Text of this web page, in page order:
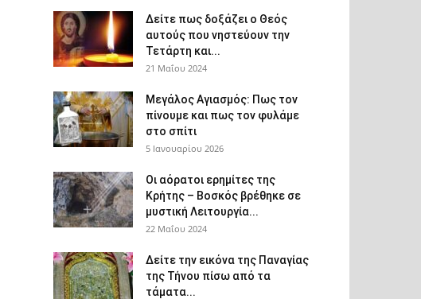
Δείτε πως δοξάζει ο Θεός
αυτούς που νηστεύουν την
Τετάρτη και...
21 Μαΐου 2024
Μεγάλος Αγιασμός: Πως τον
πίνουμε και πως τον φυλάμε
στο σπίτι
5 Ιανουαρίου 2026
Οι αόρατοι ερημίτες της
Κρήτης – Βοσκός βρέθηκε σε
μυστική Λειτουργία...
22 Μαΐου 2024
Δείτε την εικόνα της Παναγίας
της Τήνου πίσω από τα
τάματα...